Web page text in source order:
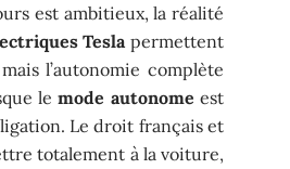
est ambitieux, la réalité
Tesla permettent
l’autonomie complète
lemode autonome est
Le droit français et
totalement à la voiture,